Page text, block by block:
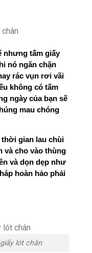
nhưng tấm giấy
nó ngăn chặn
rác vụn rơi vãi
không có tấm
ngày của bạn sẽ
mau chóng
gian lau chùi
và cho vào thùng
và dọn dẹp như
hoàn hảo phải
lót chân